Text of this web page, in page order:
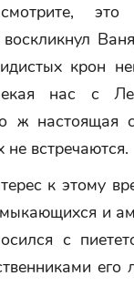
это
крон
нас с
ж настоящая
встречаются.
к этому
и
с